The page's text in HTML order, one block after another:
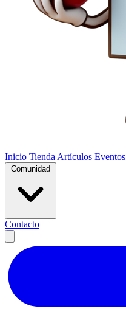
Inicio Tienda Artículos Eventos
Comunidad
Contacto